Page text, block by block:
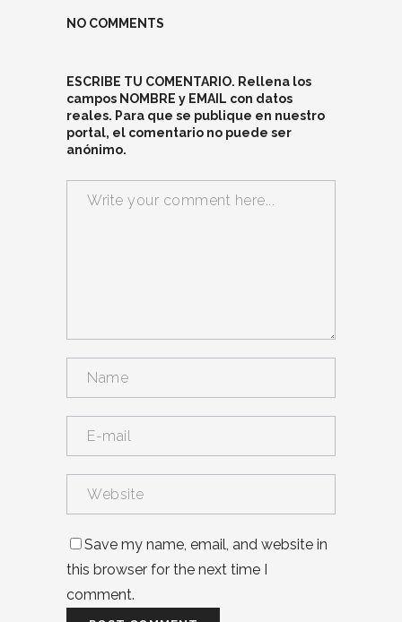
NO COMMENTS
ESCRIBE TU COMENTARIO. Rellena los
campos NOMBRE y EMAIL con datos
reales. Para que se publique en nuestro
portal, el comentario no puede ser
anónimo.
Save my name, email, and website in
this browser for the next time I
comment.